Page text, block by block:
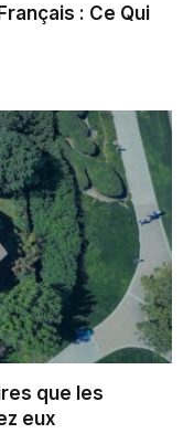
: Ce Qui
que les
eux